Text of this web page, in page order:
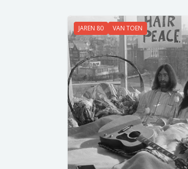
JAREN 80 VAN TOEN